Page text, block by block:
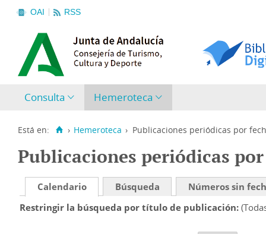
OAI RSS
Consulta Hemeroteca
Está en: › Hemeroteca › Publicaciones periódicas por
Publicaciones periódicas
Calendario Búsqueda
Números sin
Restringir la búsqueda por título de publicación